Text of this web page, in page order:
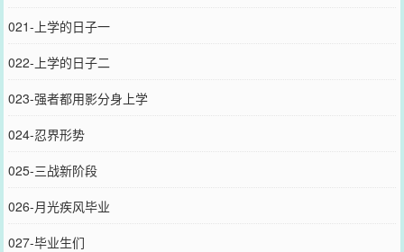
021-上学的日子一
022-上学的日子二
023-强者都用影分身上学
024-忍界形势
025-三战新阶段
026-月光疾风毕业
027-毕业生们